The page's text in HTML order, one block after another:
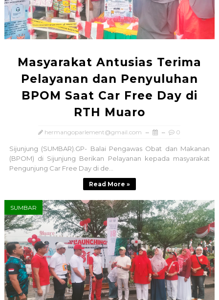
Masyarakat Antusias Terima
Pelayanan dan Penyuluhan
BPOM Saat Car Free Day di
RTH Muaro
hermangoparlement@gmail.com 0
Sijunjung (SUMBAR).GP- Balai Pengawas Obat dan Makanan
(BPOM) di Sijunjung Berikan Pelayanan kepada masyarakat
Pengunjung Car Free Day di de...
Read More »
SUMBAR